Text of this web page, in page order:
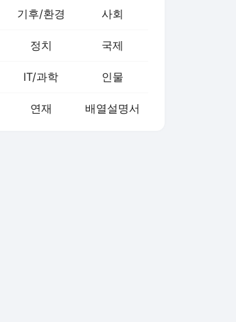
기후/환경 사회
정치 국제
IT/과학 인물
연재 배열설명서